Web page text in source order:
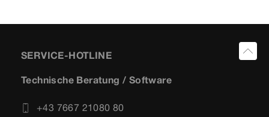
SERVICE-HOTLINE
Technische Beratung / Software
+43 7667 21080 80